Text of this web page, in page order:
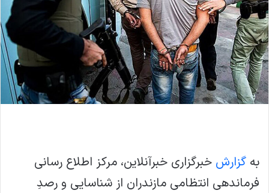
به گزارش خبرگزاری خبرآنلاین، مرکز اطلاع رسانی
فرماندهی انتظامی مازندران از شناسایی و رصدِ